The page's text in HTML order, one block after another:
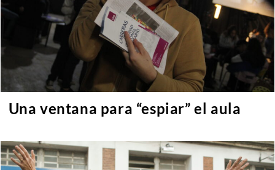
Una ventana para “espiar” el aula